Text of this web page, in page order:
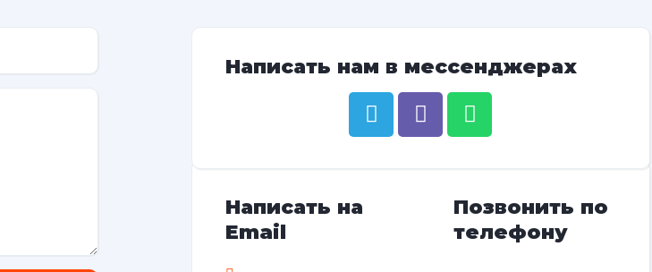
Написать нам в мессенджерах
Написать на
Email
Позвонить по
телефону